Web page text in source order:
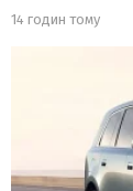
14 годин тому